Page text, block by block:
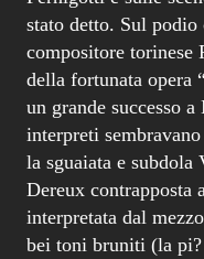
stato detto. Sul
compositore torinese
della fortunata opera
un grande successo
interpreti
la sguaiata e
Dereux contrapposta
interpretata dal
bei toni bruniti (la